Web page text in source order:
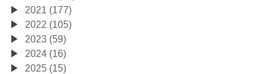
2021 (177)
2022 (105)
2023 (59)
2024 (16)
2025 (15)